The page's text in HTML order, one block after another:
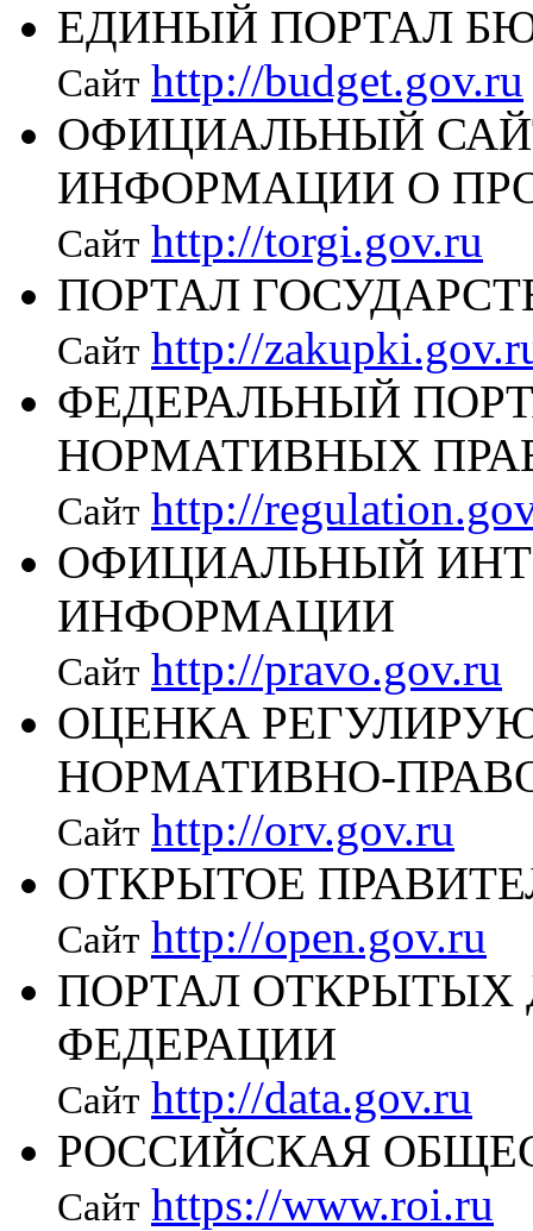
ЕДИНЫЙ ПОРТАЛ
Сайт http://budget.gov.ru
ОФИЦИАЛЬНЫЙ
ИНФОРМАЦИИ О
Сайт http://torgi.gov.ru
ПОРТАЛ
Сайт http://
ФЕДЕРАЛЬНЫЙ
НОРМАТИВНЫХ
Сайт http://
ОФИЦИАЛЬНЫЙ
ИНФОРМАЦИИ
Сайт http://pravo.gov.ru
ОЦЕНКА
НОРМАТИВНО-
Сайт http://orv.gov.ru
ОТКРЫТОЕ
Сайт http://open.gov.ru
ПОРТАЛ
ФЕДЕРАЦИИ
Сайт http://data.gov.ru
РОССИЙСКАЯ
Сайт https://www.roi.ru